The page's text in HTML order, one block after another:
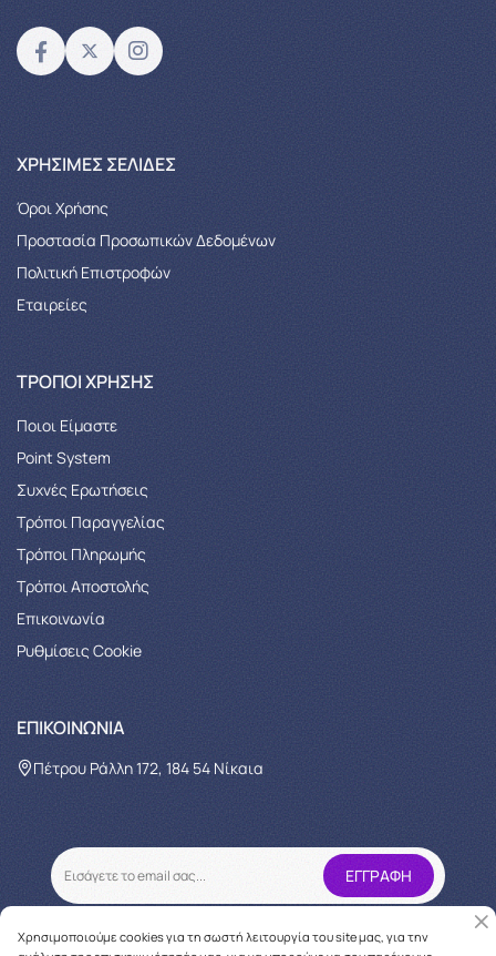
XΡΉΣΙΜΕΣ ΣΕΛΊΔΕΣ
Όροι Χρήσης
Προστασία Προσωπικών Δεδομένων
Πολιτική Επιστροφών
Εταιρείες
ΤΡΌΠΟΙ ΧΡΉΣΗΣ
Ποιοι Είμαστε
Point System
Συχνές Ερωτήσεις
Τρόποι Παραγγελίας
Tρόποι Πληρωμής
Τρόποι Αποστολής
Επικοινωνία
Ρυθμίσεις Cookie
ΕΠΙΚΟΙΝΩΝΊΑ
Πέτρου Ράλλη 172, 184 54 Νίκαια
Χρησιμοποιούμε cookies για τη σωστή λειτουργία του site μας, για την